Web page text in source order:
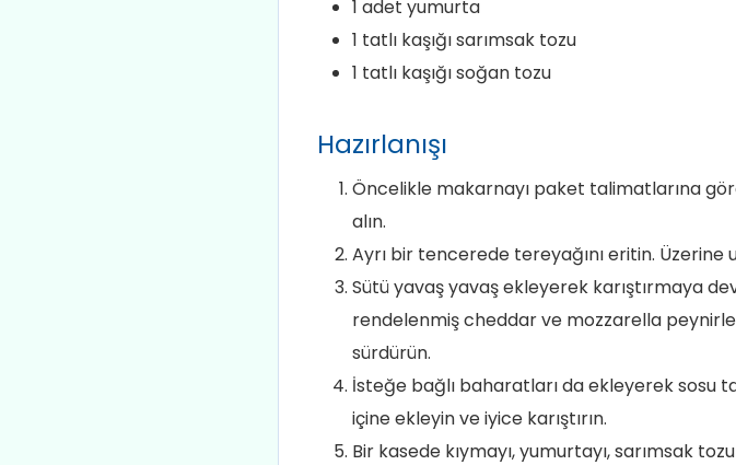
1 adet yumurta
1 tatlı kaşığı sarımsak tozu
1 tatlı kaşığı soğan tozu
Hazırlanışı
Öncelikle makarnayı paket talimatlarına
alın.
Ayrı bir tencerede tereyağını eritin. Üzerine
Sütü yavaş yavaş ekleyerek karıştırmaya
rendelenmiş cheddar ve mozzarella
sürdürün.
İsteğe bağlı baharatları da ekleyerek sosu
içine ekleyin ve iyice karıştırın.
Bir kasede kıymayı, yumurtayı, sarımsak